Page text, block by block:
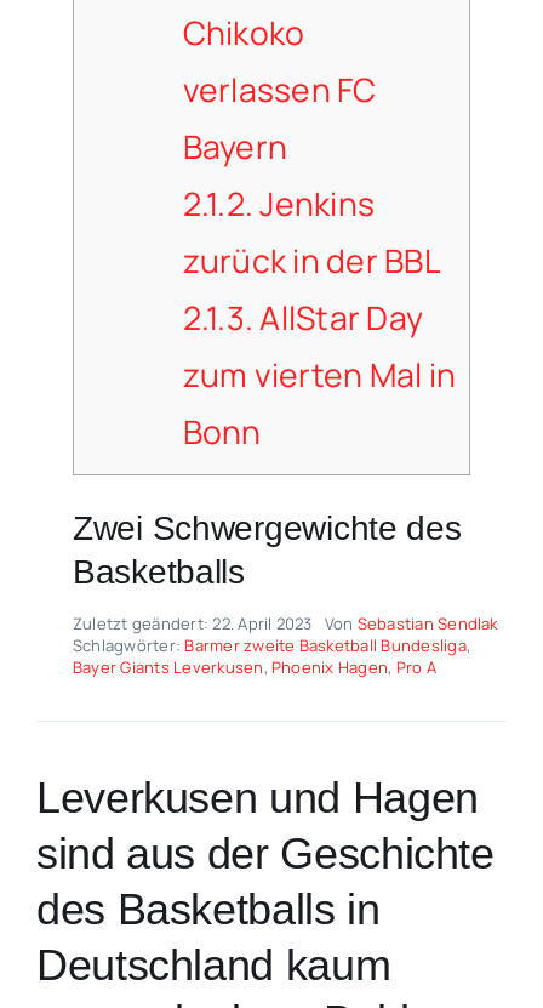
Chikoko
verlassen FC
Bayern
2.1.2.Jenkins
zurück in der BBL
2.1.3.AllStar Day
zum vierten Mal in
Bonn
Zwei Schwergewichte des
Basketballs
Zuletzt geändert: 22. April 2023 Von Sebastian Sendlak
Schlagwörter: Barmer zweite Basketball Bundesliga,
Bayer Giants Leverkusen, Phoenix Hagen, Pro A
Leverkusen und Hagen
sind aus der Geschichte
des Basketballs in
Deutschland kaum